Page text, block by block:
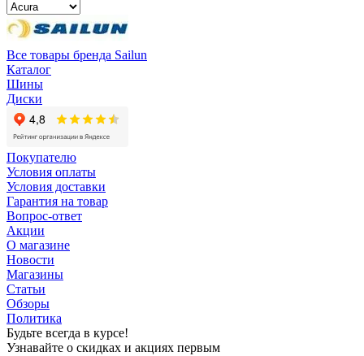
Все товары бренда Sailun
Каталог
Шины
Диски
Покупателю
Условия оплаты
Условия доставки
Гарантия на товар
Вопрос-ответ
Акции
О магазине
Новости
Магазины
Статьи
Обзоры
Политика
Будьте всегда в курсе!
Узнавайте о скидках и акциях первым